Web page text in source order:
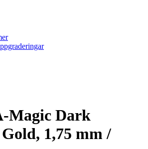
Magic Dark
1,75 mm /